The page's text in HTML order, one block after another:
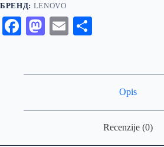
БРЕНД: LENOVO
Fa M
E
Opis
Recenzije (0)